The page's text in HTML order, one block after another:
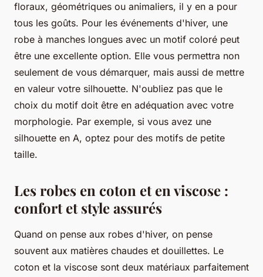
floraux, géométriques ou animaliers, il y en a pour
tous les goûts. Pour les événements d'hiver, une
robe à manches longues avec un motif coloré peut
être une excellente option. Elle vous permettra non
seulement de vous démarquer, mais aussi de mettre
en valeur votre silhouette. N'oubliez pas que le
choix du motif doit être en adéquation avec votre
morphologie. Par exemple, si vous avez une
silhouette en A, optez pour des motifs de petite
taille.
Les robes en coton et en viscose :
confort et style assurés
Quand on pense aux robes d'hiver, on pense
souvent aux matières chaudes et douillettes. Le
coton et la viscose sont deux matériaux parfaitement